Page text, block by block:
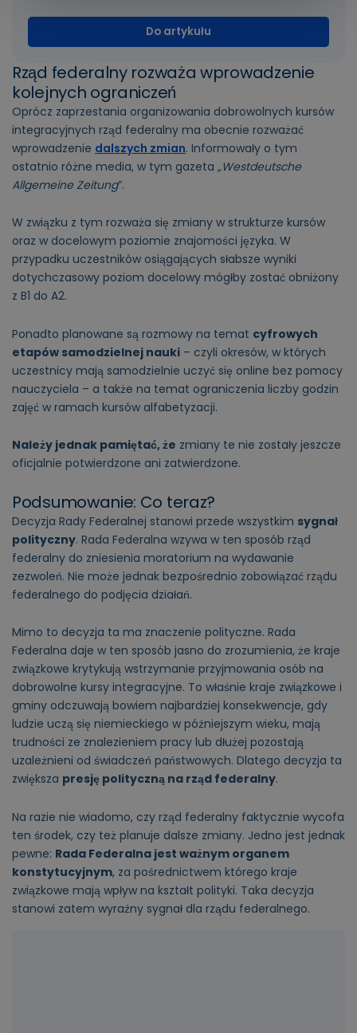
Do artykułu
Rząd federalny rozważa wprowadzenie
kolejnych ograniczeń
Oprócz zaprzestania organizowania dobrowolnych kursów
integracyjnych rząd federalny ma obecnie rozważać
wprowadzenie dalszych zmian. Informowały o tym
ostatnio różne media, w tym gazeta „Westdeutsche
Allgemeine Zeitung”.
W związku z tym rozważa się zmiany w strukturze kursów
oraz w docelowym poziomie znajomości języka. W
przypadku uczestników osiągających słabsze wyniki
dotychczasowy poziom docelowy mógłby zostać obniżony
z B1 do A2.
Ponadto planowane są rozmowy na temat cyfrowych
etapów samodzielnej nauki – czyli okresów, w których
uczestnicy mają samodzielnie uczyć się online bez pomocy
nauczyciela – a także na temat ograniczenia liczby godzin
zajęć w ramach kursów alfabetyzacji.
Należy jednak pamiętać, że zmiany te nie zostały jeszcze
oficjalnie potwierdzone ani zatwierdzone.
Podsumowanie: Co teraz?
Decyzja Rady Federalnej stanowi przede wszystkim sygnał
polityczny. Rada Federalna wzywa w ten sposób rząd
federalny do zniesienia moratorium na wydawanie
zezwoleń. Nie może jednak bezpośrednio zobowiązać rządu
federalnego do podjęcia działań.
Mimo to decyzja ta ma znaczenie polityczne. Rada
Federalna daje w ten sposób jasno do zrozumienia, że kraje
związkowe krytykują wstrzymanie przyjmowania osób na
dobrowolne kursy integracyjne. To właśnie kraje związkowe i
gminy odczuwają bowiem najbardziej konsekwencje, gdy
ludzie uczą się niemieckiego w późniejszym wieku, mają
trudności ze znalezieniem pracy lub dłużej pozostają
uzależnieni od świadczeń państwowych. Dlatego decyzja ta
zwiększa presję polityczną na rząd federalny.
Na razie nie wiadomo, czy rząd federalny faktycznie wycofa
ten środek, czy też planuje dalsze zmiany. Jedno jest jednak
pewne: Rada Federalna jest ważnym organem
konstytucyjnym, za pośrednictwem którego kraje
związkowe mają wpływ na kształt polityki. Taka decyzja
stanowi zatem wyraźny sygnał dla rządu federalnego.